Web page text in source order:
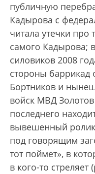
публичную
Кадырова с
читала утечки про
самого Кадырова;
силовиков 2008
стороны баррикад
Бортников и
войск МВД
последнего
вывешенный ролик
под говорящим
тот поймет», в
в кого-то